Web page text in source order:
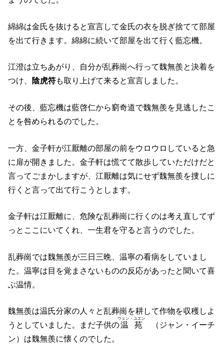
綿綿は金氏を抜けると宣言して金氏の衣を脱ぎ捨てて部屋
を出て行きます。綿綿に続いて部屋を出て行く藍忘機。
江澄は立ちあがり、自分が乱葬崗へ行って魏無羨と決着を
つけ、
陰虎符も取り上げて来ると宣言しました。
その後、藍忘機は藍啓仁から窮奇道で魏無羨を見逃したこ
とを咎められるのでした。
一方、金子軒が江厭離の部屋の前をウロウロしていると急
に扉が開きました。金子軒は慌てて散歩していただけだと
言ってごまかしますが、江厭離は気にせず魏無羨を捜しに
行くと言って出て行こうとします。
金子軒は江厭離に、危険な乱葬崗に行くのは考え直してず
っとここにいてくれ、一生君を守ると言うのでした。
乱葬崗では魏無羨が三日三晩、温寧の看病をしていまし
た。温寧は目を覚まさないものの反応があったと聞いて喜
ぶ温情。
魏無羨は温氏分家の人々と乱葬崗を耕して作物を収穫しよ
うとしていました。まだ子供の温苑
ウェン・ユエン
（ジャン・イーチ
ン）は魏無羨に懐くのでした。